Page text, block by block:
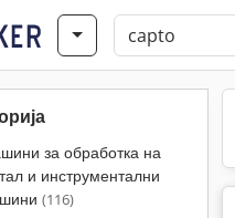
за обработка на
и инструментални
(116)